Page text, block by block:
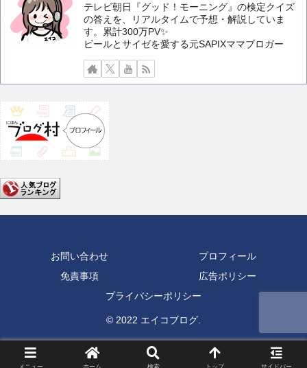
テレビ朝日『グッド！モーニング』の検定クイズ
の答えを、リアルタイムで予想・解説していま
す。累計300万PV✨️
ビールとサイゼを愛する元SAPIXママブロガー
お問い合わせ
プロフィール
免責事項
広告ポリシー
プライバシーポリシー
© 2022 エイコブログ.
メニュー ホーム 検索 トップ サイドバー